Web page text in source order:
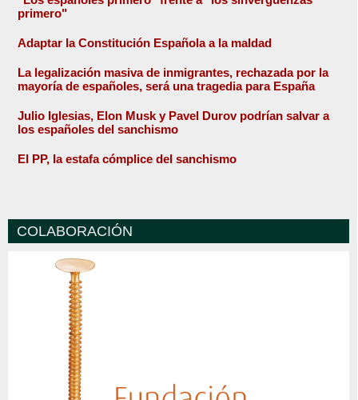
primero"
Adaptar la Constitución Española a la maldad
La legalización masiva de inmigrantes, rechazada por la
mayoría de españoles, será una tragedia para España
Julio Iglesias, Elon Musk y Pavel Durov podrían salvar a
los españoles del sanchismo
El PP, la estafa cómplice del sanchismo
COLABORACIÓN